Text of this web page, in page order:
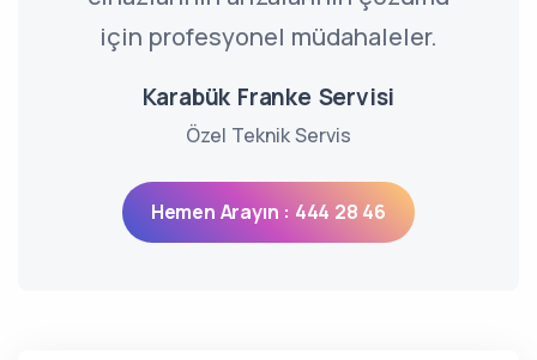
için profesyonel müdahaleler.
Karabük Franke Servisi
Özel Teknik Servis
Hemen Arayın : 444 28 46